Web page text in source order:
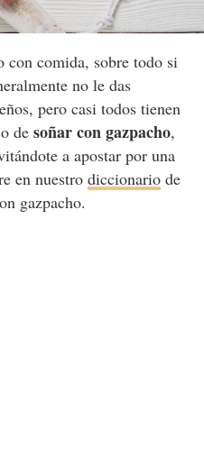
con comida, sobre todo si
no le das
pero casi todos tienen
de soñar con gazpacho,
a apostar por una
en nuestro diccionariode
gazpacho.